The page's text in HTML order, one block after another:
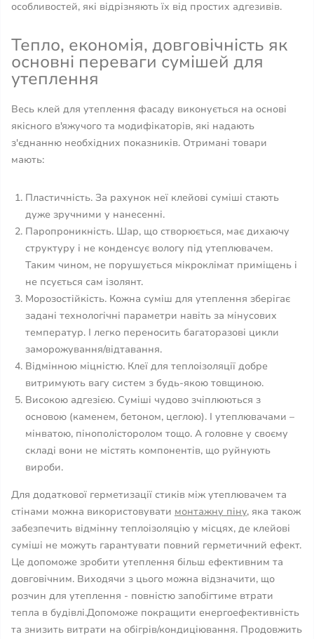
особливостей, які відрізняють їх від простих адгезивів.
Тепло, економія, довговічність як
основні переваги сумішей для
утеплення
Весь клей для утеплення фасаду виконується на основі
якісного в'яжучого та модифікаторів, які надають
з'єднанню необхідних показників. Отримані товари
мають:
Пластичність. За рахунок неї клейові суміші стають
дуже зручними у нанесенні.
Паропроникність. Шар, що створюється, має дихаючу
структуру і не конденсує вологу під утеплювачем.
Таким чином, не порушується мікроклімат приміщень і
не псується сам ізолянт.
Морозостійкість. Кожна суміш для утеплення зберігає
задані технологічні параметри навіть за мінусових
температур. І легко переносить багаторазові цикли
заморожування/відтавання.
Відмінною міцністю. Клеї для теплоізоляції добре
витримують вагу систем з будь-якою товщиною.
Високою адгезією. Суміші чудово зчіплюються з
основою (каменем, бетоном, цеглою). І утеплювачами –
мінватою, пінополісторолом тощо. А головне у своєму
складі вони не містять компонентів, що руйнують
вироби.
Для додаткової герметизації стиків між утеплювачем та
стінами можна використовувати монтажну піну, яка також
забезпечить відмінну теплоізоляцію у місцях, де клейові
суміші не можуть гарантувати повний герметичний ефект.
Це допоможе зробити утеплення більш ефективним та
довговічним. Виходячи з цього можна відзначити, що
розчин для утеплення - повністю запобігтиме втрати
тепла в будівлі.Допоможе покращити енергоефективність
та знизить витрати на обігрів/кондиціювання. Продовжить